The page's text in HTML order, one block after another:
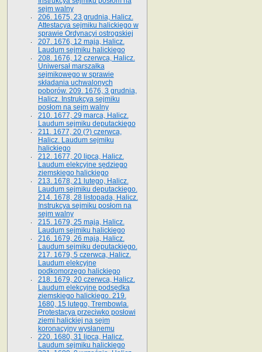
sejm walny
206. 1675, 23 grudnia, Halicz.
Attestacya sejmiku halickiego w
sprawie Ordynacyi ostrogskiej
207. 1676, 12 maja, Halicz.
Laudum sejmiku halickiego
208. 1676, 12 czerwca, Halicz.
Uniwersał marszałka
sejmikowego w sprawie
składania uchwalonych
poborów. 209. 1676, 3 grudnia,
Halicz. Instrukcya sejmiku
posłom na sejm walny
210. 1677, 29 marca, Halicz.
Laudum sejmiku deputackiego
211. 1677, 20 (?) czerwca,
Halicz. Laudum sejmiku
halickiego
212. 1677, 20 lipca, Halicz.
Laudum elekcyjne sędziego
ziemskiego halickiego
213. 1678, 21 lutego, Halicz.
Laudum sejmiku deputackiego.
214. 1678, 28 listopada, Halicz.
Instrukcya sejmiku posłom na
sejm walny
215. 1679, 25 maja, Halicz.
Laudum sejmiku halickiego
216. 1679, 26 maja, Halicz.
Laudum sejmiku deputackiego.
217. 1679, 5 czerwca, Halicz.
Laudum elekcyjne
podkomorzego halickiego
218. 1679, 20 czerwca, Halicz.
Laudum elekcyjne podsędka
ziemskiego halickiego. 219.
1680, 15 lutego, Trembowla.
Protestacya przeciwko posłowi
ziemi halickiej na sejm
koronacyjny wysłanemu
220. 1680, 31 lipca, Halicz.
Laudum sejmiku halickiego